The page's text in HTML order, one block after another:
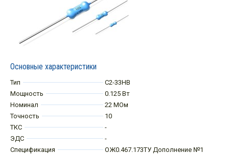
Основные характеристики
Тип
С2-33НВ
Мощность
0.125 Вт
Номинал
22 МОм
Точность
10
ТКС
-
ЭДС
-
Спецификация
ОЖ0.467.173ТУ Дополнение №1